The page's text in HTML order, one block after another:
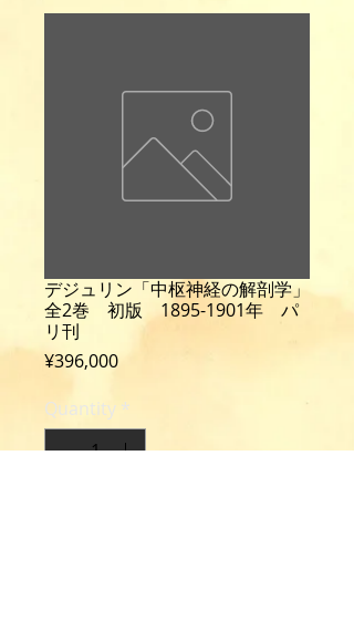
デジュリン「中枢神経の解剖学」
全2巻 初版 1895-1901年 パ
リ刊
¥396,000Price
Quantity *